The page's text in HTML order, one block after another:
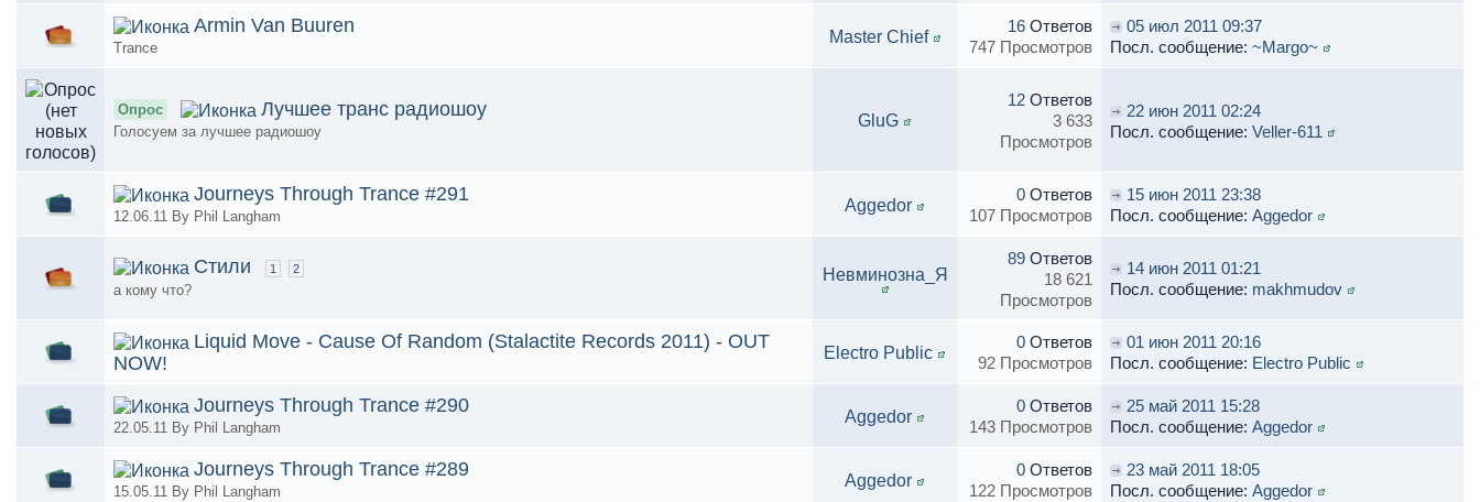
Armin Van Buuren
Trance
Master Chief
16 Ответов
747 Просмотров
05 июл 2011 09:37
Посл. сообщение: ~Margo~
Опрос Лучшее транс радиошоу
Голосуем за лучшее радиошоу
GluG
12 Ответов
3 633
Просмотров
22 июн 2011 02:24
Посл. сообщение: Veller-611
Journeys Through Trance #291
12.06.11 By Phil Langham
Aggedor
0 Ответов
107 Просмотров
15 июн 2011 23:38
Посл. сообщение: Aggedor
Стили 1 2
а кому что?
Невминозна_Я
89 Ответов
18 621
Просмотров
14 июн 2011 01:21
Посл. сообщение: makhmudov
Liquid Move - Cause Of Random (Stalactite Records 2011) - OUT
NOW!
Electro Public
0 Ответов
92 Просмотров
01 июн 2011 20:16
Посл. сообщение: Electro Public
Journeys Through Trance #290
22.05.11 By Phil Langham
Aggedor
0 Ответов
143 Просмотров
25 май 2011 15:28
Посл. сообщение: Aggedor
Journeys Through Trance #289
15.05.11 By Phil Langham
Aggedor
0 Ответов
122 Просмотров
23 май 2011 18:05
Посл. сообщение: Aggedor